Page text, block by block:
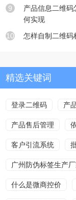
9
产品信息二维码
何实现
10
怎样自制二维码
精选关键词
登录二维码 产
产品售后管理
客户引流系统
广州防伪标签生产
什么是微商控价